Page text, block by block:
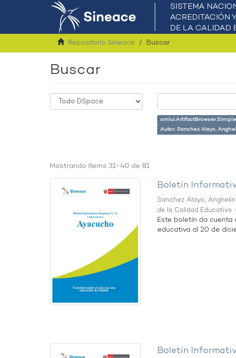
Repositorio Sineace Buscar
Buscar
Autor: Sanchez Alayo,
Mostrando ítems 31-40 de 81
Boletín
Sanchez Alayo,
de la Calidad Educativa
Este boletín da cuenta
educativa al 20 de
Boletín